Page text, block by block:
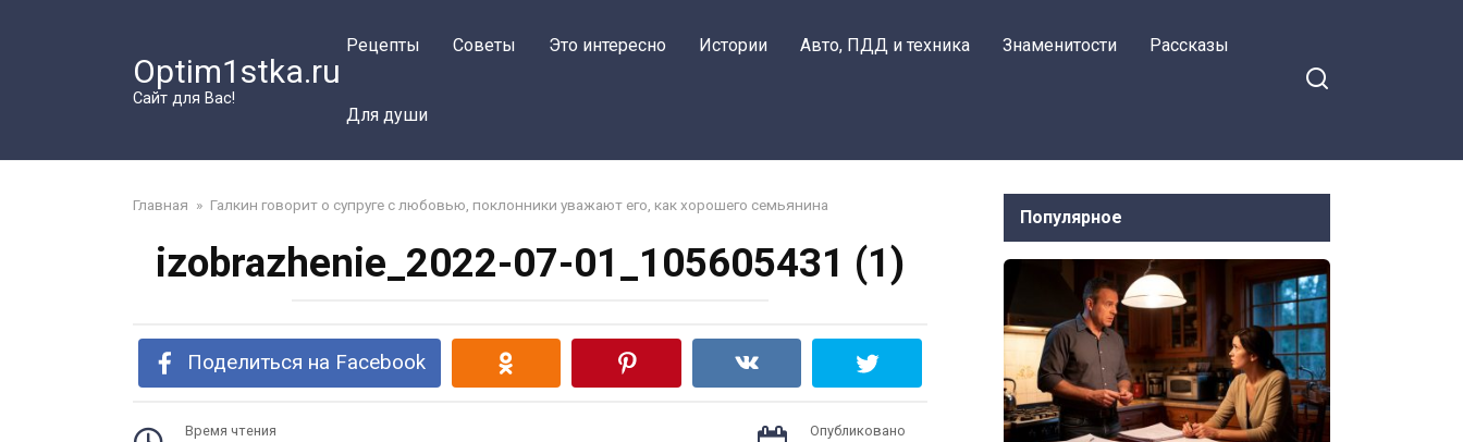
Optim1stka.ru
Сайт для Вас!
Рецепты Советы Это интересно Истории Авто, ПДД и техника Знаменитости Рассказы
Для души
Главная » Галкин говорит о супруге с любовью, поклонники уважают его, как хорошего семьянина
izobrazhenie_2022-07-01_105605431 (1)
Поделиться на Facebook
Время чтения Опубликовано
Популярное